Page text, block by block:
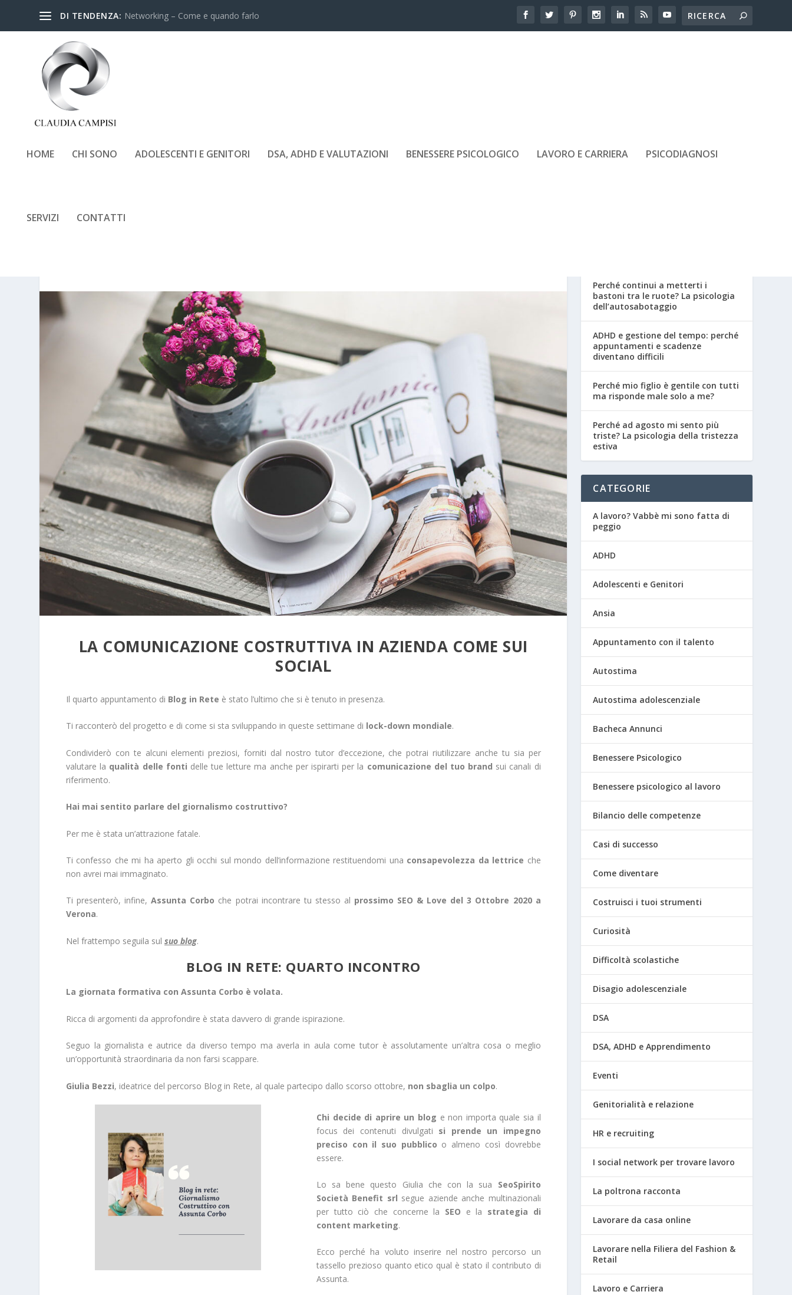
DI TENDENZA: Networking – Come e quando farlo
HOME CHI SONO ADOLESCENTI E GENITORI DSA, ADHD E VALUTAZIONI BENESSERE PSICOLOGICO LAVORO E CARRIERA PSICODIAGNOSI
SERVIZI CONTATTI
LA COMUNICAZIONE COSTRUTTIVA IN AZIENDA COME SUI
SOCIAL
Il quarto appuntamento di Blog in Rete è stato l’ultimo che si è tenuto in presenza.
Ti racconterò del progetto e di come si sta sviluppando in queste settimane di lock-down mondiale.
Condividerò con te alcuni elementi preziosi, forniti dal nostro tutor d’eccezione, che potrai riutilizzare anche tu sia per
valutare la qualità delle fonti delle tue letture ma anche per ispirarti per la comunicazione del tuo brand sui canali di
riferimento.
Hai mai sentito parlare del giornalismo costruttivo?
Per me è stata un’attrazione fatale.
Ti confesso che mi ha aperto gli occhi sul mondo dell’informazione restituendomi una consapevolezza da lettrice che
non avrei mai immaginato.
Ti presenterò, infine,Assunta Corbo che potrai incontrare tu stesso al prossimo SEO & Love del 3 Ottobre 2020 a
Verona.
Nel frattempo seguila sul suo blog.
BLOG IN RETE: QUARTO INCONTRO
La giornata formativa con Assunta Corbo è volata.
Ricca di argomenti da approfondire è stata davvero di grande ispirazione.
Seguo la giornalista e autrice da diverso tempo ma averla in aula come tutor è assolutamente un’altra cosa o meglio
un’opportunità straordinaria da non farsi scappare.
Giulia Bezzi, ideatrice del percorso Blog in Rete, al quale partecipo dallo scorso ottobre, non sbaglia un colpo.
Chi decide di aprire un blog e non importa quale sia il
focus dei contenuti divulgati si prende un impegno
preciso con il suo pubblico o almeno così dovrebbe
essere.
Lo sa bene questo Giulia che con la sua SeoSpirito
Società Benefit srl segue aziende anche multinazionali
per tutto ciò che concerne la SEO e la strategia di
content marketing.
Ecco perché ha voluto inserire nel nostro percorso un
tassello prezioso quanto etico qual è stato il contributo di
Assunta.
Perché continui a metterti i
bastoni tra le ruote? La psicologia
dell’autosabotaggio
ADHD e gestione del tempo: perché
appuntamenti e scadenze
diventano difficili
Perché mio figlio è gentile con tutti
ma risponde male solo a me?
Perché ad agosto mi sento più
triste? La psicologia della tristezza
estiva
CATEGORIE
A lavoro? Vabbè mi sono fatta di
peggio
ADHD
Adolescenti e Genitori
Ansia
Appuntamento con il talento
Autostima
Autostima adolescenziale
Bacheca Annunci
Benessere Psicologico
Benessere psicologico al lavoro
Bilancio delle competenze
Casi di successo
Come diventare
Costruisci i tuoi strumenti
Curiosità
Difficoltà scolastiche
Disagio adolescenziale
DSA
DSA, ADHD e Apprendimento
Eventi
Genitorialità e relazione
HR e recruiting
I social network per trovare lavoro
La poltrona racconta
Lavorare da casa online
Lavorare nella Filiera del Fashion &
Retail
Lavoro e Carriera